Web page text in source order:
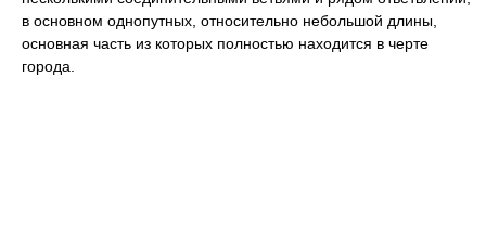
в основном однопутных, относительно небольшой длины,
основная часть из которых полностью находится в черте
города.